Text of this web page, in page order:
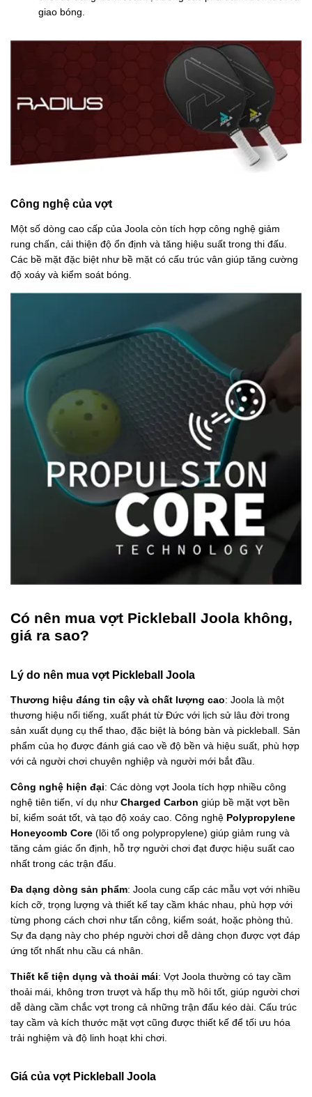
giao bóng.
Công nghệ của vợt
Một số dòng cao cấp của Joola còn tích hợp công nghệ giảm
rung chấn, cải thiện độ ổn định và tăng hiệu suất trong thi đấu.
Các bề mặt đặc biệt như bề mặt có cấu trúc vân giúp tăng cường
độ xoáy và kiểm soát bóng.
Có nên mua vợt Pickleball Joola không,
giá ra sao?
Lý do nên mua vợt Pickleball Joola
Thương hiệu đáng tin cậy và chất lượng cao: Joola là một
thương hiệu nổi tiếng, xuất phát từ Đức với lịch sử lâu đời trong
sản xuất dụng cụ thể thao, đặc biệt là bóng bàn và pickleball. Sản
phẩm của họ được đánh giá cao về độ bền và hiệu suất, phù hợp
với cả người chơi chuyên nghiệp và người mới bắt đầu.
Công nghệ hiện đại: Các dòng vợt Joola tích hợp nhiều công
nghệ tiên tiến, ví dụ như Charged Carbon giúp bề mặt vợt bền
bỉ, kiểm soát tốt, và tạo độ xoáy cao. Công nghệ Polypropylene
Honeycomb Core (lõi tổ ong polypropylene) giúp giảm rung và
tăng cảm giác ổn định, hỗ trợ người chơi đạt được hiệu suất cao
nhất trong các trận đấu.
Đa dạng dòng sản phẩm: Joola cung cấp các mẫu vợt với nhiều
kích cỡ, trọng lượng và thiết kế tay cầm khác nhau, phù hợp với
từng phong cách chơi như tấn công, kiểm soát, hoặc phòng thủ.
Sự đa dạng này cho phép người chơi dễ dàng chọn được vợt đáp
ứng tốt nhất nhu cầu cá nhân.
Thiết kế tiện dụng và thoải mái: Vợt Joola thường có tay cầm
thoải mái, không trơn trượt và hấp thụ mồ hôi tốt, giúp người chơi
dễ dàng cầm chắc vợt trong cả những trận đấu kéo dài. Cấu trúc
tay cầm và kích thước mặt vợt cũng được thiết kế để tối ưu hóa
trải nghiệm và độ linh hoạt khi chơi.
Giá của vợt Pickleball Joola